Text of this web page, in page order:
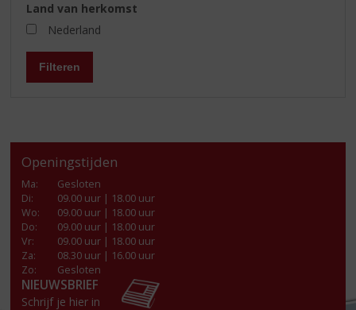
Land van herkomst
Nederland
Filteren
Openingstijden
Ma:
Gesloten
Di:
09.00 uur | 18.00 uur
Wo:
09.00 uur | 18.00 uur
Do:
09.00 uur | 18.00 uur
Vr:
09.00 uur | 18.00 uur
Za:
08.30 uur | 16.00 uur
Zo:
Gesloten
NIEUWSBRIEF
Schrijf je hier in